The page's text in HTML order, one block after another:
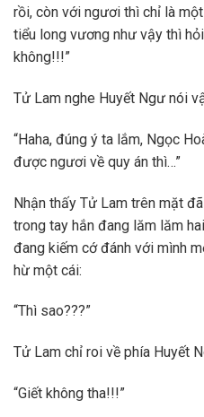
rồi, còn với ngươi thì chỉ là
tiểu long vương như vậy thì
không!!!”
Tử Lam nghe Huyết Ngư nói
“Haha, đúng ý ta lắm, Ngọc
được ngươi về quy án thì…”
Nhận thấy Tử Lam trên mặt
trong tay hắn đang lăm lăm
đang kiếm cớ đánh với mình
hừ một cái:
“Thì sao???”
Tử Lam chỉ roi về phía Huyết
“Giết không tha!!!”